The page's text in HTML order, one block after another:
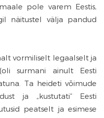
pole varem Eestis,
näitustel välja pandud
vormiliselt legaalselt ja
surmani ainult Eesti
Ta heideti võimude
ja „kustutati“ Eesti
peatselt ja esimese